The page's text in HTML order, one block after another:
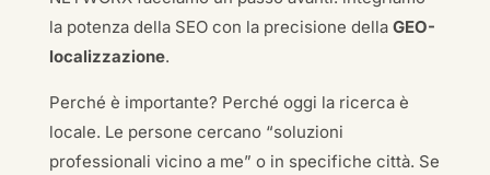
la potenza della SEO con la precisione della GEO-
localizzazione.
Perché è importante? Perché oggi la ricerca è
locale. Le persone cercano “soluzioni
professionali vicino a me” o in specifiche città. Se